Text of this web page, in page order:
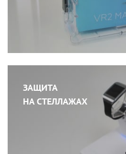
ЗАЩИТА
НА СТЕЛЛАЖАХ